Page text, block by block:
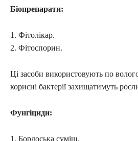
Біопрепарати:
1. Фітолікар.
2. Фітоспорин.
Ці засоби використовують по
корисні бактерії захищатимуть
Фунгіциди:
1. Бордоська суміш.